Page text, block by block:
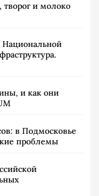
и молоко
и как они
в Подмосковье
проблемы